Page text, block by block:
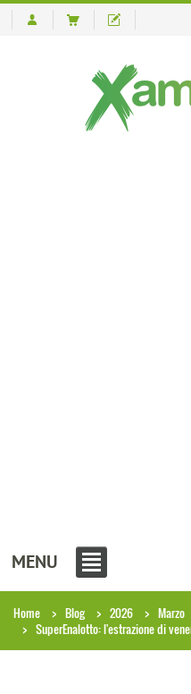
MENU
Home Blog 2026 Marzo
SuperEnalotto: l'estrazione di